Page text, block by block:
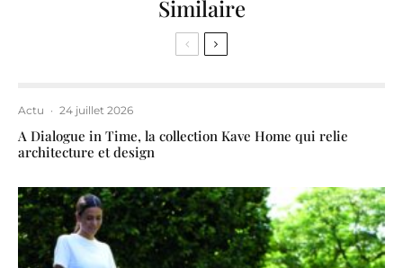
Similaire
Actu · 24 juillet 2026
A Dialogue in Time, la collection Kave Home qui relie
architecture et design